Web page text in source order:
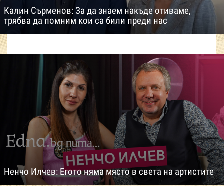
Калин Сърменов: За да знаем накъде отиваме,
трябва да помним кои са били преди нас
Ненчо Илчев: Егото няма място в света на артистите